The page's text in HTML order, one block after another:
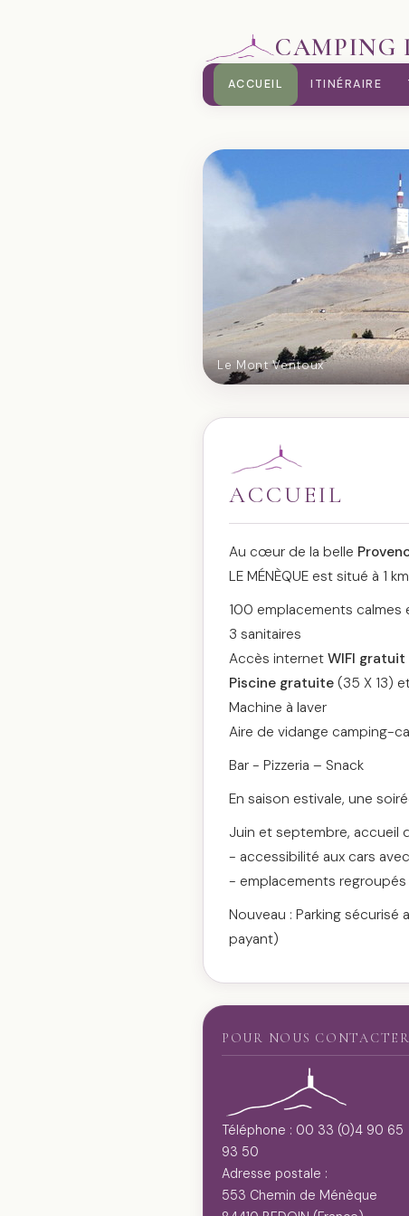
CAMPING
ACCUEIL ITINÉRAIRE
Le Mont Ventoux
ACCUEIL
Au cœur de la belle
LE MÉNÈQUE est situé à 1
100 emplacements calmes
3 sanitaires
Accès internet WIFI gratuit
Piscine gratuite (35 X 13)
Machine à laver
Aire de vidange camping-
Bar - Pizzeria – Snack
En saison estivale, une
Juin et septembre, accueil
- accessibilité aux cars
- emplacements
Nouveau : Parking
payant)
POUR NOUS CONTACTER
Téléphone : 00 33 (0)4 90 65
93 50
Adresse postale :
553 Chemin de Ménèque